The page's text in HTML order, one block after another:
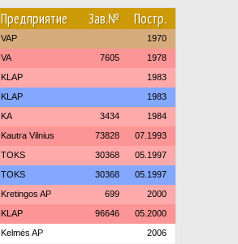
Предприятие Зав.№ Постр.
VAP 1970
VA 7605 1978
KLAP 1983
KLAP 1983
KA 3434 1984
Kautra Vilnius 73828 07.1993
TOKS 30368 05.1997
TOKS 30368 05.1997
Kretingos AP 699 2000
KLAP 96646 05.2000
Kelmės AP 2006